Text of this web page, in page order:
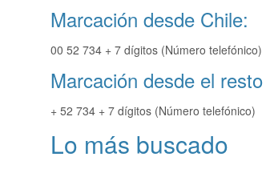
Marcación desde Chile:
00 52 734 + 7 dígitos (Número telefónico)
Marcación desde el
+ 52 734 + 7 dígitos (Número telefónico)
Lo más buscado